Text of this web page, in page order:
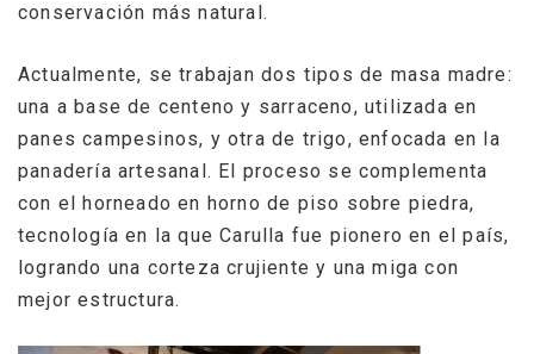
conservación más natural.
Actualmente, se trabajan dos tipos de masa madre:
una a base de centeno y sarraceno, utilizada en
panes campesinos, y otra de trigo, enfocada en la
panadería artesanal. El proceso se complementa
con el horneado en horno de piso sobre piedra,
tecnología en la que Carulla fue pionero en el país,
logrando una corteza crujiente y una miga con
mejor estructura.